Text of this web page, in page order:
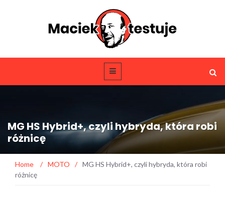
MG HS Hybrid+, czyli hybryda, która robi
różnicę
Home / MOTO / MG HS Hybrid+, czyli hybryda, która robi
różnicę